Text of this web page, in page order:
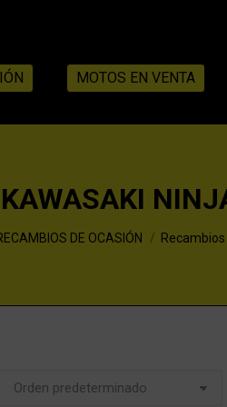
MOTOS EN VENTA
KAWASAKI
DE OCASIÓN